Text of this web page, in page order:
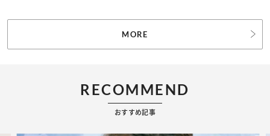
MORE
RECOMMEND
おすすめ記事